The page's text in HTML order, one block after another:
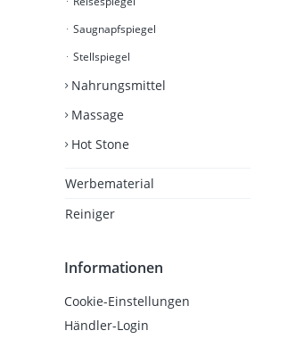
Saugnapfspiegel
Stellspiegel
Nahrungsmittel
Massage
Hot Stone
Werbematerial
Reiniger
Informationen
Cookie-Einstellungen
Händler-Login